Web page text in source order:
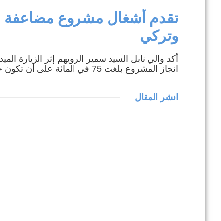
وتركي
انجاز المشروع بلغت 75 في المائة على أن تكون جاهزة في جويلية 2016 المقبل.
انشر المقال
في